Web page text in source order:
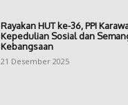
Rayakan HUT ke-36, PPI
Kepedulian Sosial dan
Kebangsaan
21 Desember 2025